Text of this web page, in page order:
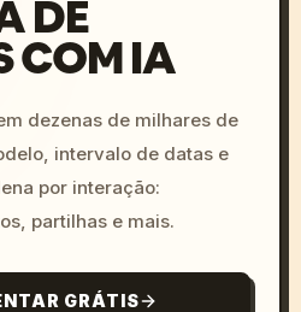
DE
COM IA
dezenas de milhares de
intervalo de datas e
por interação:
partilhas e mais.
GRÁTIS